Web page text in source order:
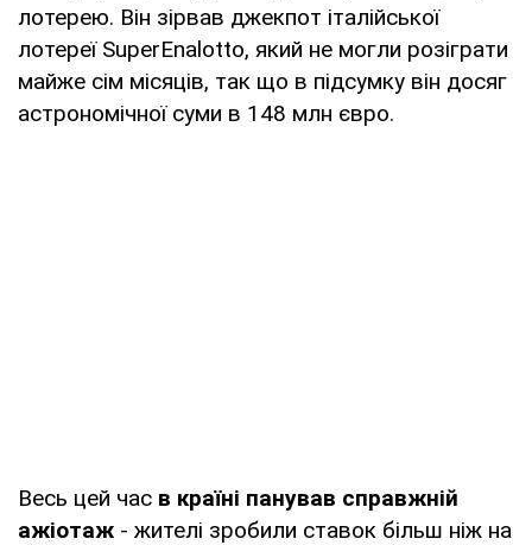
лотерею. Він зірвав джекпот італійської
лотереї SuperEnalotto, який не могли розіграти
майже сім місяців, так що в підсумку він досяг
астрономічної суми в 148 млн євро.
Весь цей час в країні панував справжній
ажіотаж - жителі зробили ставок більш ніж на